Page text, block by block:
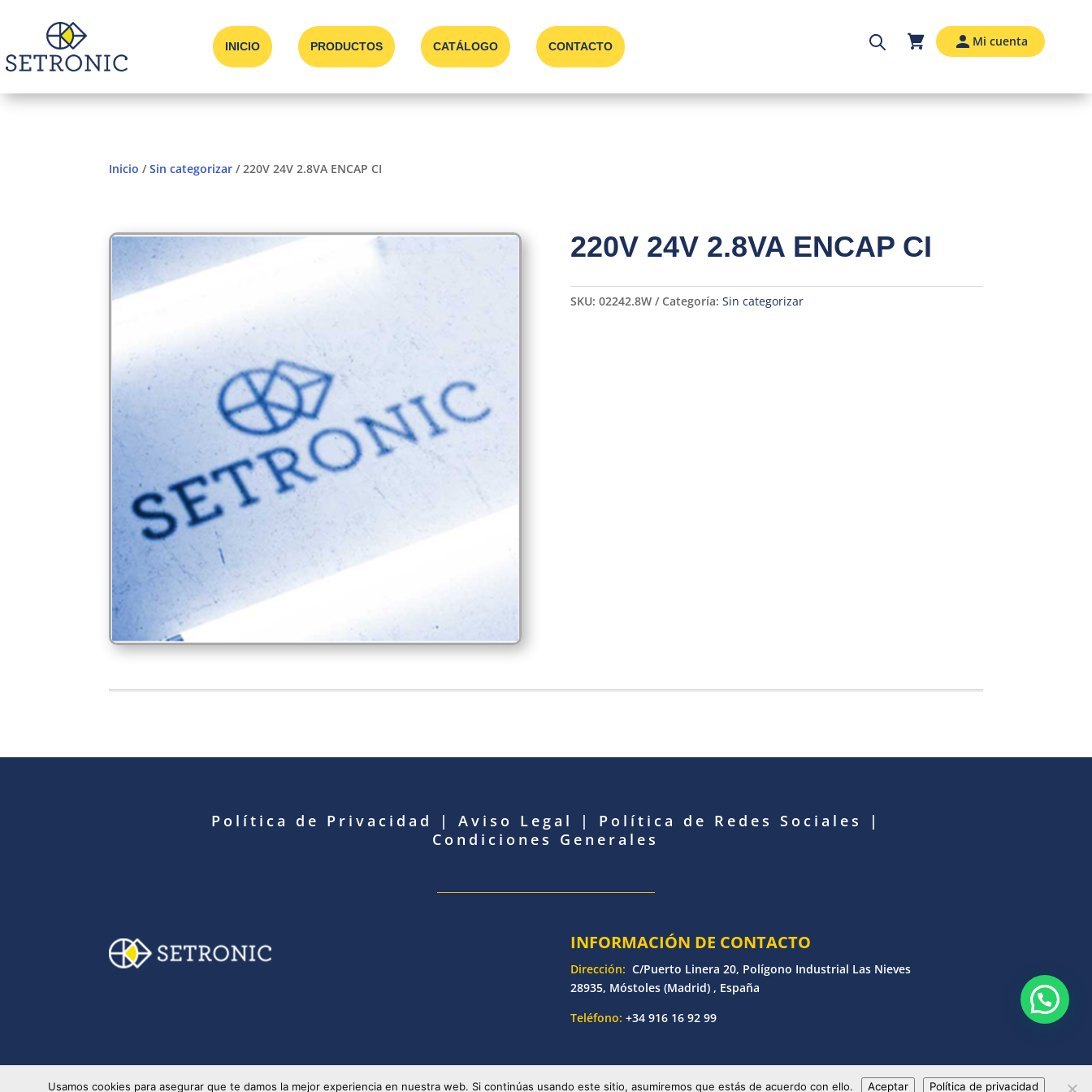
INICIO PRODUCTOS CATÁLOGO CONTACTO Mi cuenta
Inicio /Sin categorizar / 220V 24V 2.8VA ENCAP CI
220V 24V 2.8VA ENCAP CI
SKU: 02242.8W Categoría: Sin categorizar
Política de Privacidad | Aviso Legal | Política de Redes Sociales
|
Condiciones Generales
INFORMACIÓN DE CONTACTO
Dirección: C/Puerto Linera 20, Polígono Industrial Las Nieves
28935, Móstoles (Madrid) , España
Teléfono: +34 916 16 92 99
© Copyright 2025 Setronic | Desarrollado por Bankoi Software Factory | Todos los derechos reservados
Usamos cookies para asegurar que te damos la mejor experiencia en nuestra web. Si continúas usando este sitio, asumiremos que estás de acuerdo con ello. Aceptar Política de privacidad